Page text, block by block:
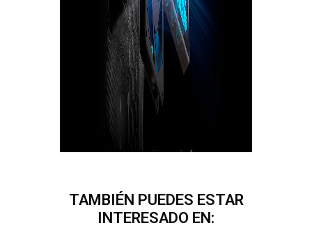
TAMBIÉN PUEDES ESTAR
INTERESADO EN: